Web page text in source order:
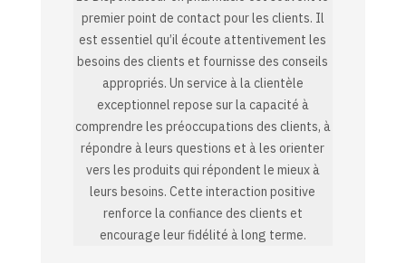
premier point de contact pour les clients. Il
est essentiel qu’il écoute attentivement les
besoins des clients et fournisse des conseils
appropriés. Un service à la clientèle
exceptionnel repose sur la capacité à
comprendre les préoccupations des clients, à
répondre à leurs questions et à les orienter
vers les produits qui répondent le mieux à
leurs besoins. Cette interaction positive
renforce la confiance des clients et
encourage leur fidélité à long terme.